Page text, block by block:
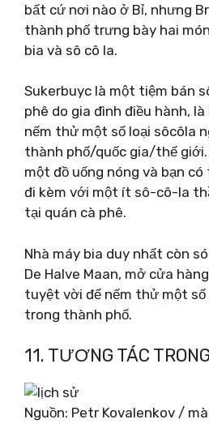
bất cứ nơi nào ở Bỉ, nhưng
thành phố trưng bày hai
bia và sô cô la.
Sukerbuyc là một tiệm bán
phê do gia đình điều hành,
nếm thử một số loại sôcôla
thành phố/quốc gia/thế giới.
một đồ uống nóng và bạn
đi kèm với một ít sô-cô-la
tại quán cà phê.
Nhà máy bia duy nhất còn
De Halve Maan, mở cửa
tuyệt vời để nếm thử một số
trong thành phố.
11. TƯƠNG TÁC
Nguồn: Petr Kovalenkov /